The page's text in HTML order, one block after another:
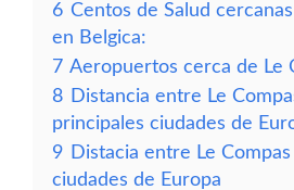
6 Centos de Salud
en Belgica:
7 Aeropuertos cerca de Le
8 Distancia entre Le
principales ciudades de
9 Distacia entre Le
ciudades de Europa